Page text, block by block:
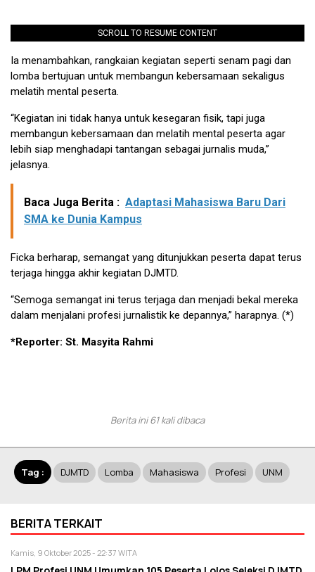
SCROLL TO RESUME CONTENT
Ia menambahkan, rangkaian kegiatan seperti senam pagi dan
lomba bertujuan untuk membangun kebersamaan sekaligus
melatih mental peserta.
“Kegiatan ini tidak hanya untuk kesegaran fisik, tapi juga
membangun kebersamaan dan melatih mental peserta agar
lebih siap menghadapi tantangan sebagai jurnalis muda,”
jelasnya.
Baca Juga Berita : Adaptasi Mahasiswa Baru Dari
SMA ke Dunia Kampus
Ficka berharap, semangat yang ditunjukkan peserta dapat terus
terjaga hingga akhir kegiatan DJMTD.
“Semoga semangat ini terus terjaga dan menjadi bekal mereka
dalam menjalani profesi jurnalistik ke depannya,” harapnya. (*)
*Reporter: St. Masyita Rahmi
Berita ini 61 kali dibaca
Tag : DJMTD Lomba Mahasiswa Profesi UNM
BERITA TERKAIT
Kamis, 9 Oktober 2025 - 22:37 WITA